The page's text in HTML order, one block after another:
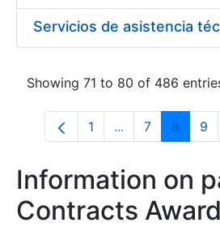
Showing 71 to 80 of 486
Page
1 ...Intermediate
Page
7 Page
8 9
Information on
Contracts